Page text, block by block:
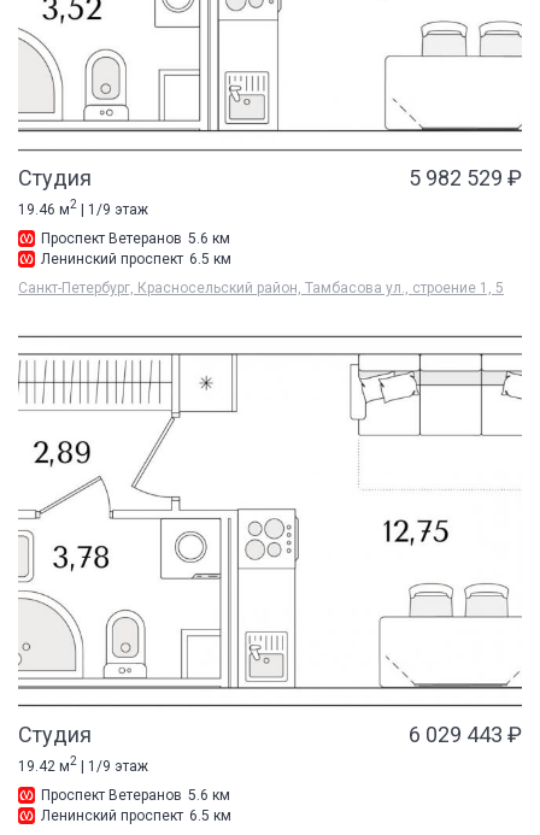
Студия 5 982 529 ₽
19.46 м2 | 1/9 этаж
Проспект Ветеранов 5.6 км
Ленинский проспект 6.5 км
Санкт-Петербург, Красносельский район, Тамбасова ул., строение 1, 5
Студия 6 029 443 ₽
19.42 м2
| 1/9 этаж
Проспект Ветеранов 5.6 км
Ленинский проспект 6.5 км